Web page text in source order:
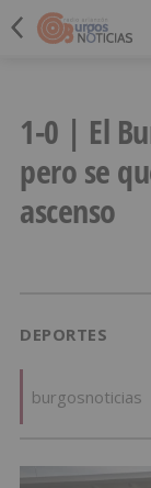
1-0 | El
pero se
ascenso
DEPORTES
burgosnoticias